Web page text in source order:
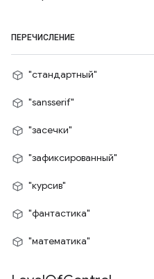
ПЕРЕЧИСЛЕНИЕ
"стандартный"
"sansserif"
"засечки"
"зафиксированный"
"курсив"
"фантастика"
"математика"